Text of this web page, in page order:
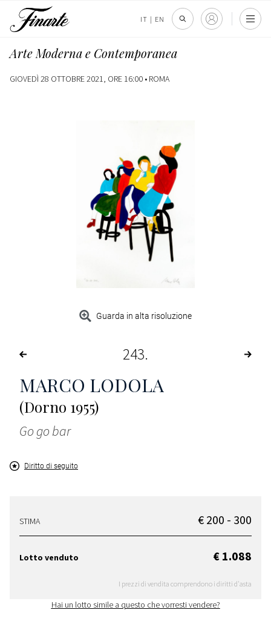
IT | EN
Arte Moderna e Contemporanea
GIOVEDÌ 28 OTTOBRE 2021, ORE 16:00 • ROMA
Guarda in alta risoluzione
243
MARCO LODOLA
(Dorno 1955)
Go go bar
Diritto di seguito
STIMA € 200 - 300
Lotto venduto € 1.088
I prezzi di vendita comprendono i diritti d'asta
Hai un lotto simile a questo che vorresti vendere?